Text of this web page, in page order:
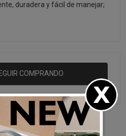
duradera y fácil de manejar;
COMPRANDO